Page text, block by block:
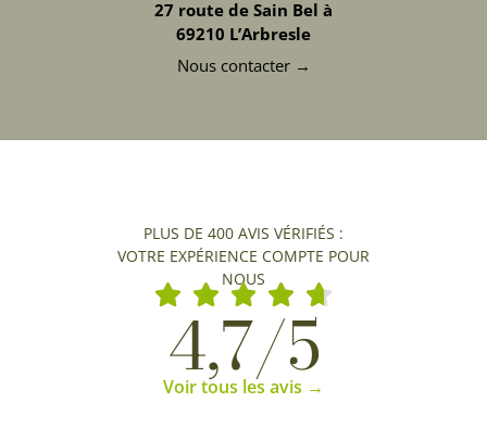
27 route de Sain Bel à
69210 L’Arbresle
Nous contacter →
PLUS DE 400 AVIS VÉRIFIÉS :
VOTRE EXPÉRIENCE COMPTE POUR
NOUS
4,7/5
Voir tous les avis →